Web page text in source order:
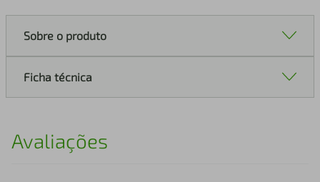
Sobre o produto
Ficha técnica
Avaliações